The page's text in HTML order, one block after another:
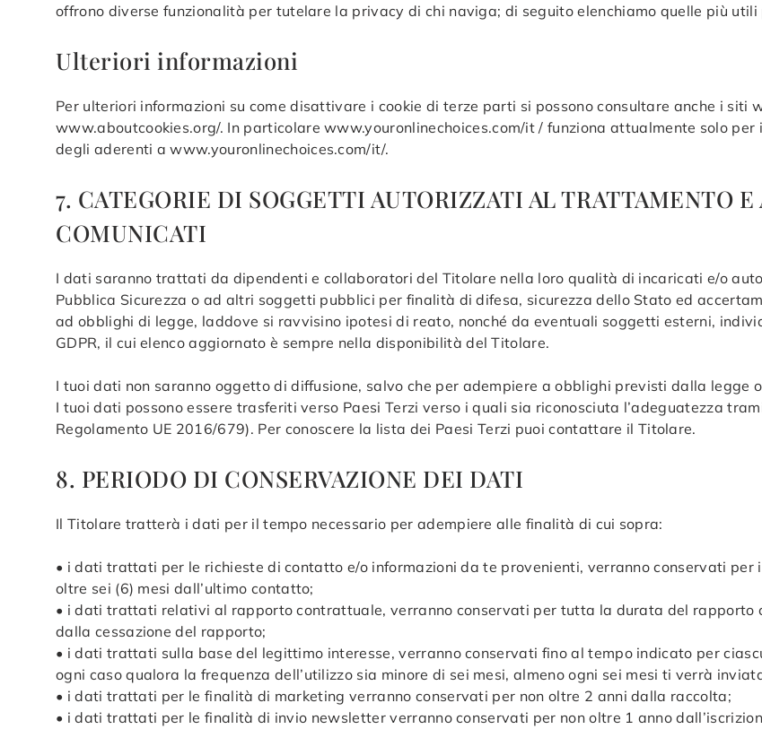
offrono diverse funzionalità per tutelare la privacy di chi naviga; di seguito elenchiamo quelle più
Ulteriori informazioni
Per ulteriori informazioni su come disattivare i cookie di terze parti si possono consultare anche i siti
www.aboutcookies.org/. In particolare www.youronlinechoices.com/it / funziona attualmente solo
degli aderenti a www.youronlinechoices.com/it/.
7. CATEGORIE DI SOGGETTI AUTORIZZATI AL TRATTAMENTO
COMUNICATI
I dati saranno trattati da dipendenti e collaboratori del Titolare nella loro qualità di incaricati e/o
Pubblica Sicurezza o ad altri soggetti pubblici per finalità di difesa, sicurezza dello Stato ed
ad obblighi di legge, laddove si ravvisino ipotesi di reato, nonché da eventuali soggetti esterni,
GDPR, il cui elenco aggiornato è sempre nella disponibilità del Titolare.
I tuoi dati non saranno oggetto di diffusione, salvo che per adempiere a obblighi previsti dalla legge
I tuoi dati possono essere trasferiti verso Paesi Terzi verso i quali sia riconosciuta l’adeguatezza
Regolamento UE 2016/679). Per conoscere la lista dei Paesi Terzi puoi contattare il Titolare.
8. PERIODO DI CONSERVAZIONE DEI DATI
Il Titolare tratterà i dati per il tempo necessario per adempiere alle finalità di cui sopra:
• i dati trattati per le richieste di contatto e/o informazioni da te provenienti, verranno conservati per
oltre sei (6) mesi dall’ultimo contatto;
• i dati trattati relativi al rapporto contrattuale, verranno conservati per tutta la durata del rapporto
dalla cessazione del rapporto;
• i dati trattati sulla base del legittimo interesse, verranno conservati fino al tempo indicato per
ogni caso qualora la frequenza dell’utilizzo sia minore di sei mesi, almeno ogni sei mesi ti verrà
• i dati trattati per le finalità di marketing verranno conservati per non oltre 2 anni dalla raccolta;
• i dati trattati per le finalità di invio newsletter verranno conservati per non oltre 1 anno